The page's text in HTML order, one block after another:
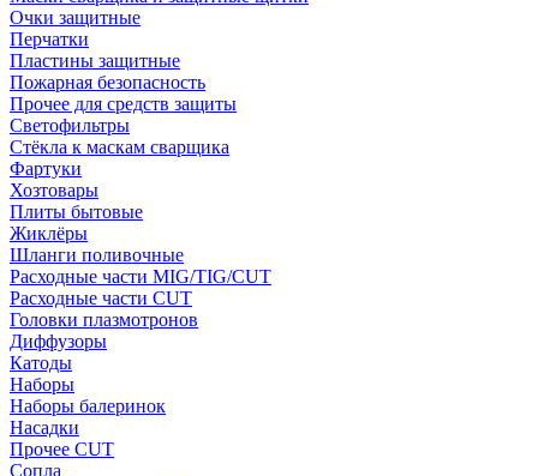
Очки защитные
Перчатки
Пластины защитные
Пожарная безопасность
Прочее для средств защиты
Светофильтры
Стёкла к маскам сварщика
Фартуки
Хозтовары
Плиты бытовые
Жиклёры
Шланги поливочные
Расходные части MIG/TIG/CUT
Расходные части CUT
Головки плазмотронов
Диффузоры
Катоды
Наборы
Наборы балеринок
Насадки
Прочее CUT
Сопла